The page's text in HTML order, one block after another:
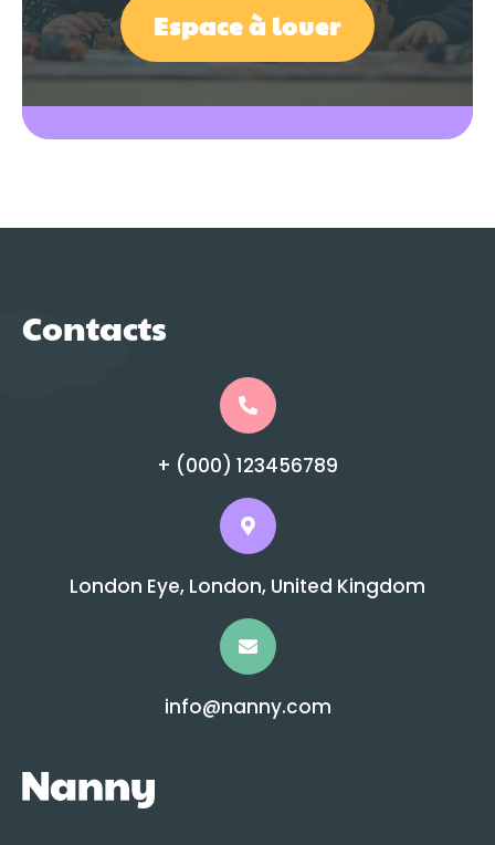
Espace à louer
Contacts
+ (000) 123456789
London Eye, London, United Kingdom
info@nanny.com